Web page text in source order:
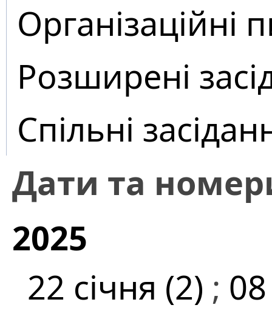
Організаційні
Розширені
Спільні
Дати та
2025
22 січня (2) ;